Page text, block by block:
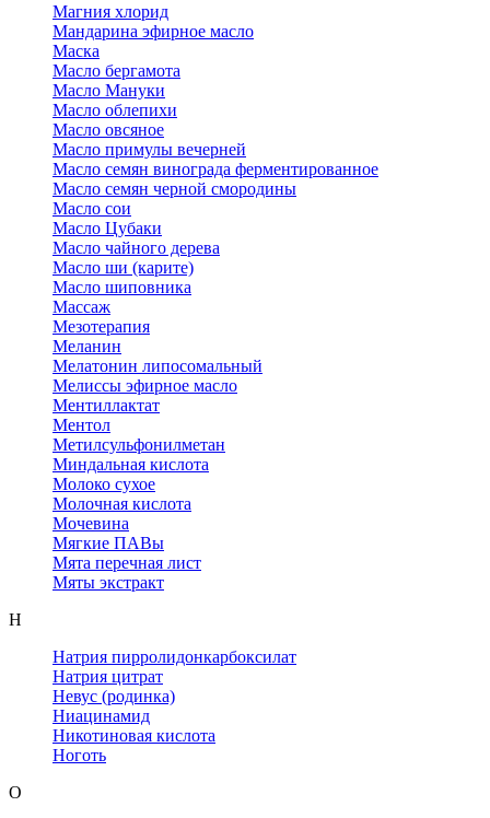
Магния хлорид
Мандарина эфирное масло
Маска
Масло бергамота
Масло Мануки
Масло облепихи
Масло овсяное
Масло примулы вечерней
Масло семян винограда ферментированное
Масло семян черной смородины
Масло сои
Масло Цубаки
Масло чайного дерева
Масло ши (карите)
Масло шиповника
Массаж
Мезотерапия
Меланин
Мелатонин липосомальный
Мелиссы эфирное масло
Ментиллактат
Ментол
Метилсульфонилметан
Миндальная кислота
Молоко сухое
Молочная кислота
Мочевина
Мягкие ПАВы
Мята перечная лист
Мяты экстракт
Н
Натрия пирролидонкарбоксилат
Натрия цитрат
Невус (родинка)
Ниацинамид
Никотиновая кислота
Ноготь
О